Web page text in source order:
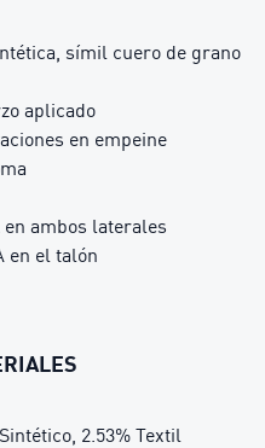
símil cuero de grano
aplicado
en empeine
ambos laterales
en el talón
2.53% Textil